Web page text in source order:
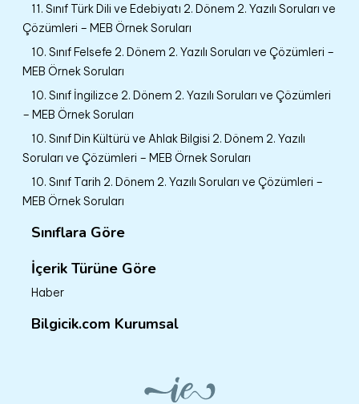
11. Sınıf Türk Dili ve Edebiyatı 2. Dönem 2. Yazılı Soruları ve
Çözümleri – MEB Örnek Soruları
10. Sınıf Felsefe 2. Dönem 2. Yazılı Soruları ve Çözümleri –
MEB Örnek Soruları
10. Sınıf İngilizce 2. Dönem 2. Yazılı Soruları ve Çözümleri
– MEB Örnek Soruları
10. Sınıf Din Kültürü ve Ahlak Bilgisi 2. Dönem 2. Yazılı
Soruları ve Çözümleri – MEB Örnek Soruları
10. Sınıf Tarih 2. Dönem 2. Yazılı Soruları ve Çözümleri –
MEB Örnek Soruları
Sınıflara Göre
İçerik Türüne Göre
Haber
Bilgicik.com Kurumsal